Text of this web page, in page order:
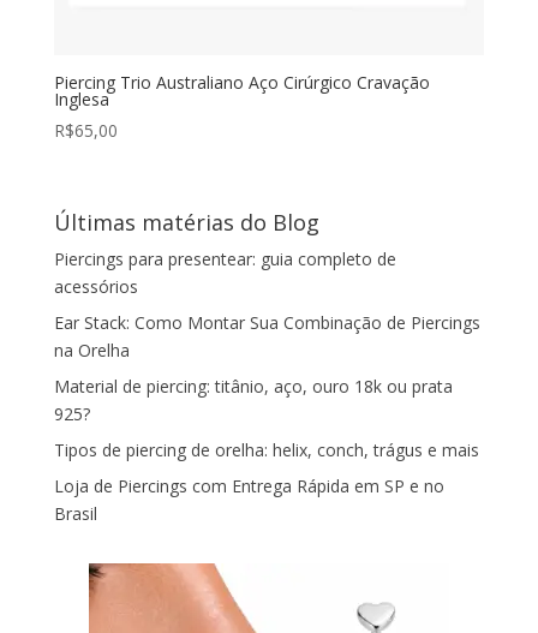
Piercing Trio Australiano Aço Cirúrgico Cravação
Inglesa
R$65,00
Últimas matérias do Blog
Piercings para presentear: guia completo de
acessórios
Ear Stack: Como Montar Sua Combinação de Piercings
na Orelha
Material de piercing: titânio, aço, ouro 18k ou prata
925?
Tipos de piercing de orelha: helix, conch, trágus e mais
Loja de Piercings com Entrega Rápida em SP e no
Brasil